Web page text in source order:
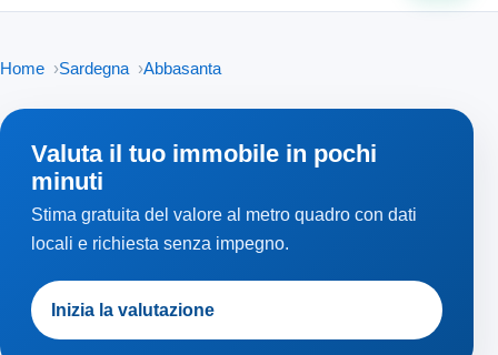
Home Sardegna Abbasanta
Valuta il tuo immobile in pochi
minuti
Stima gratuita del valore al metro quadro con dati
locali e richiesta senza impegno.
Inizia la valutazione